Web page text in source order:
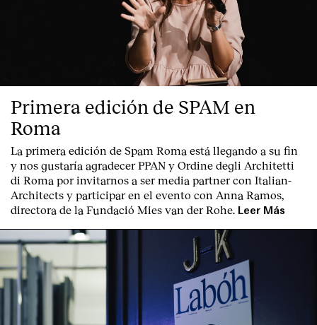
Primera edición de SPAM en
Roma
La primera edición de Spam Roma está llegando a su fin
y nos gustaría agradecer PPAN y Ordine degli Architetti
di Roma por invitarnos a ser media partner con Italian-
Architects y participar en el evento con Anna Ramos,
directora de la Fundació Mies van der Rohe. Leer Más